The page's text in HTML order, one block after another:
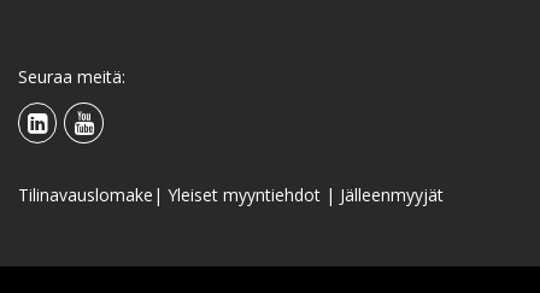
Seuraa meitä:
Tilinavauslomake | Yleiset myyntiehdot | Jälleenmyyjät